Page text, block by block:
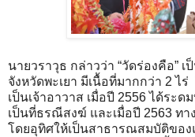
นายวราวุธ กล่าวว่า “วัดร่องคือ” เ
จังหวัดพะเยา มีเนื้อที่มากกว่า 2 ไ
เป็นเจ้าอาวาส เมื่อปี 2556 ได้ระ
เป็นที่ธรณีสงฆ์ และเมื่อปี 2563 ท
โดยอุทิศให้เป็นสาธารณสมบัติขอ